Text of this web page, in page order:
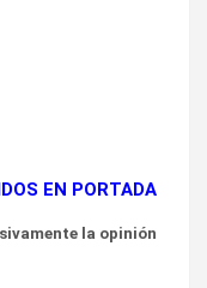
EN PORTADA
la opinión